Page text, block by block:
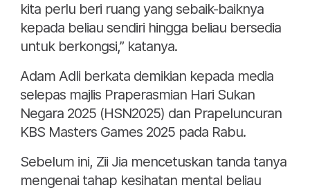
kita perlu beri ruang yang sebaik-baiknya
kepada beliau sendiri hingga beliau bersedia
untuk berkongsi,” katanya.
Adam Adli berkata demikian kepada media
selepas majlis Praperasmian Hari Sukan
Negara 2025 (HSN2025) dan Prapeluncuran
KBS Masters Games 2025 pada Rabu.
Sebelum ini, Zii Jia mencetuskan tanda tanya
mengenai tahap kesihatan mental beliau